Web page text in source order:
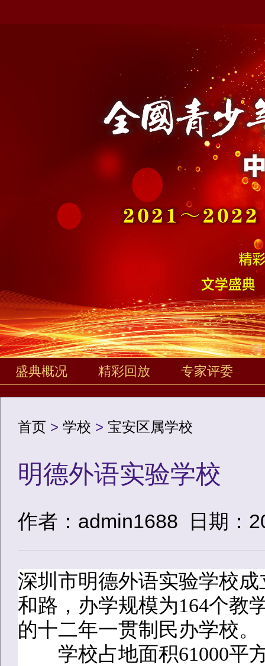
盛典概况 精彩回放 专家评委
首页 > 学校 > 宝安区属学校
明德外语实验学校
作者：admin1688 日期：
深圳市明德外语实验学校
和路，办学规模为164个教
的十二年一贯制民办学校。
学校占地面积61000平方